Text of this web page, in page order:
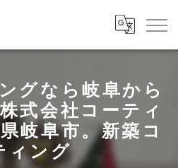
グなら岐阜から
式会社コーティ
岐阜市。新築コ
ィング